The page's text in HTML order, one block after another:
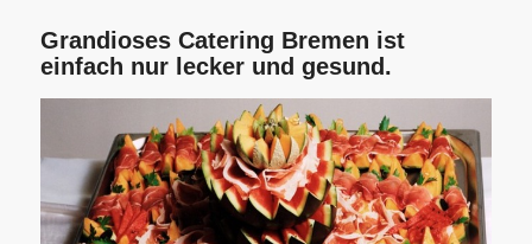
Grandioses Catering Bremen ist
einfach nur lecker und gesund.